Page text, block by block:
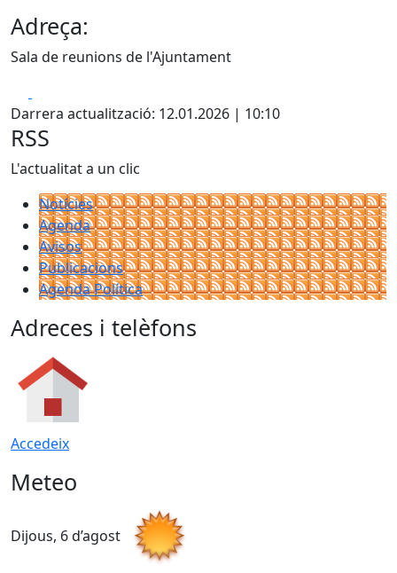
Adreça:
Sala de reunions de l'Ajuntament
Darrera actualització: 12.01.2026 | 10:10
RSS
L'actualitat a un clic
Notícies
Agenda
Avisos
Publicacions
Agenda Política
Adreces i telèfons
Accedeix
Meteo
Dijous, 6 d’agost